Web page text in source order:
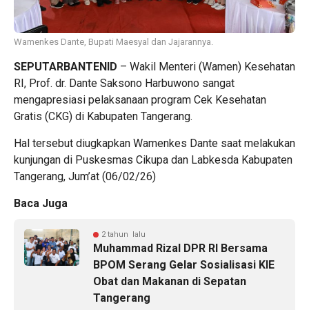
Wamenkes Dante, Bupati Maesyal dan Jajarannya.
SEPUTARBANTENID – Wakil Menteri (Wamen) Kesehatan
RI, Prof. dr. Dante Saksono Harbuwono sangat
mengapresiasi pelaksanaan program Cek Kesehatan
Gratis (CKG) di Kabupaten Tangerang.
Hal tersebut diugkapkan Wamenkes Dante saat melakukan
kunjungan di Puskesmas Cikupa dan Labkesda Kabupaten
Tangerang, Jum’at (06/02/26)
Baca Juga
2 tahun lalu
Muhammad Rizal DPR RI Bersama
BPOM Serang Gelar Sosialisasi KIE
Obat dan Makanan di Sepatan
Tangerang